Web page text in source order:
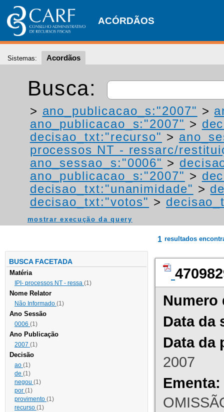
ACÓRDÃOS
Sistemas: Acordãos
Busca:
> ano_publicacao_s:"2007" >
ano_publicacao_s:"2007" >
decisao_txt:"recurso" >
processos NT - ressarc/
ano_sessao_s:"0006" >
ano_publicacao_s:"2007" >
decisao_txt:"unanimidade" >
decisao_txt:"votos" >
mostrar execução da query
BUSCA FACETADA
Matéria
IPI- processos NT - ressa (1)
Nome Relator
Não Informado (1)
Ano Sessão
0006 (1)
Ano Publicação
2007 (1)
Decisão
ao (1)
de (1)
negou (1)
por (1)
provimento (1)
recurso (1)
1 resultados
Numero
Data da
Data da
2007
Ementa: